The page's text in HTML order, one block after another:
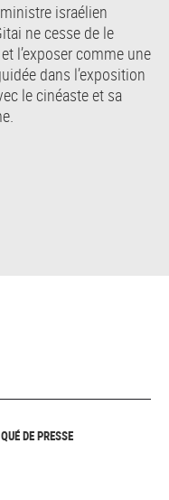
israélien
ne cesse de le
l’exposer comme une
dans l’exposition
le cinéaste et sa
DE PRESSE